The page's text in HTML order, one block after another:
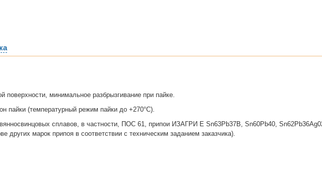
поверхности, минимальное разбрызгивание при пайке.
пайки (температурный режим пайки до +270°С).
сплавов, в частности, ПОС 61, припои ИЗАГРИ Е Sn63Pb37B, Sn60Pb40,
других марок припоя в соответствии с техническим заданием заказчика).